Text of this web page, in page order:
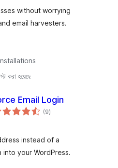
without worrying
email harvesters.
করা হয়েছে
Email Login
(9total
ratings
)
instead of a
into your WordPress.